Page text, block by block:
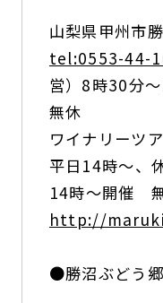
山梨県甲州市
tel:0553-44-
営）8時30分
無休
ワイナリーツ
平日14時〜、
14時〜開催
http://
●勝沼ぶどう郷